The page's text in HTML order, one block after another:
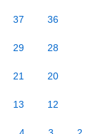
37 36
29 28
21 20
13 12